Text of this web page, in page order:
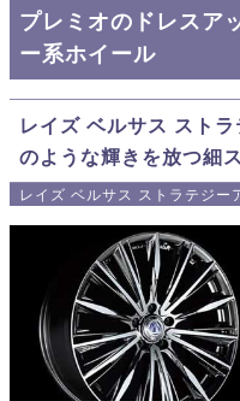
プレミオのドレスア
ー系ホイール
レイズ ベルサス スト
のような輝きを放つ細
レイズ ベルサス ストラテジー